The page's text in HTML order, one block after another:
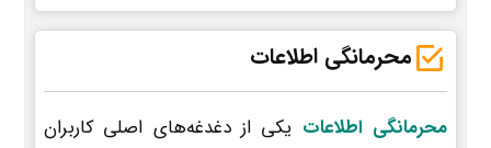
محرمانگی اطلاعات
محرمانگی اطلاعات یکی از دغدغه‌های اصلی کاربران